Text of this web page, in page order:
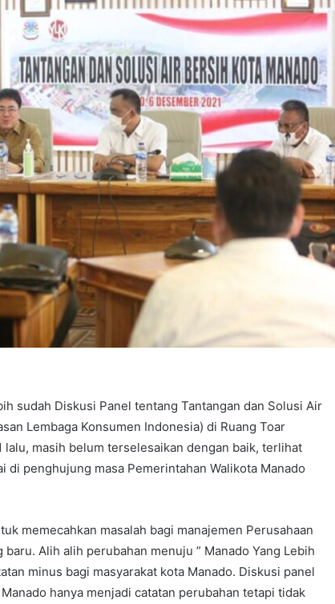
sudah Diskusi Panel tentang Tantangan dan Solusi Air
Lembaga Konsumen Indonesia) di Ruang Toar
masih belum terselesaikan dengan baik, terlihat
penghujung masa Pemerintahan Walikota Manado
memecahkan masalah bagi manajemen Perusahaan
Alih alih perubahan menuju ” Manado Yang Lebih
minus bagi masyarakat kota Manado. Diskusi panel
hanya menjadi catatan perubahan tetapi tidak